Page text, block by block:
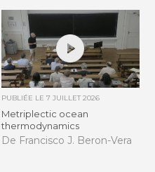
PUBLIÉE LE 7 JUILLET 2026
Metriplectic ocean
thermodynamics
De Francisco J. Beron-Vera